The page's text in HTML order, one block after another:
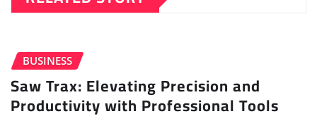
BUSINESS
Saw Trax: Elevating Precision and
Productivity with Professional Tools